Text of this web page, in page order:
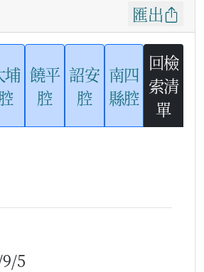
匯出
埔 饒平
腔
詔安
腔
南四
縣腔
回檢
索清
單
5